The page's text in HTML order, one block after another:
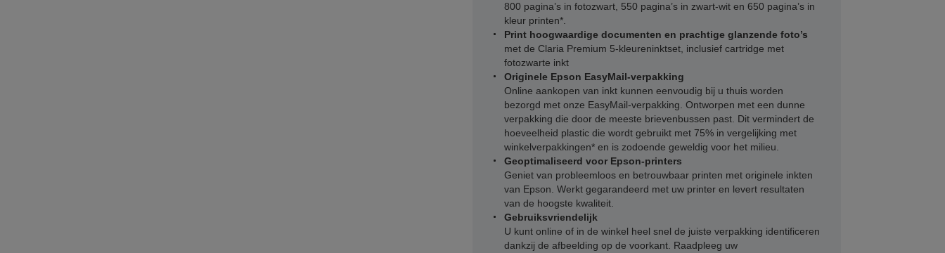
800 pagina’s in fotozwart, 550 pagina’s in zwart-wit en 650 pagina’s in
kleur printen*.
Print hoogwaardige documenten en prachtige glanzende foto’s
met de Claria Premium 5-kleureninktset, inclusief cartridge met
fotozwarte inkt
Originele Epson EasyMail-verpakking
Online aankopen van inkt kunnen eenvoudig bij u thuis worden
bezorgd met onze EasyMail-verpakking. Ontworpen met een dunne
verpakking die door de meeste brievenbussen past. Dit vermindert de
hoeveelheid plastic die wordt gebruikt met 75% in vergelijking met
winkelverpakkingen* en is zodoende geweldig voor het milieu.
Geoptimaliseerd voor Epson-printers
Geniet van probleemloos en betrouwbaar printen met originele inkten
van Epson. Werkt gegarandeerd met uw printer en levert resultaten
van de hoogste kwaliteit.
Gebruiksvriendelijk
U kunt online of in de winkel heel snel de juiste verpakking identificeren
dankzij de afbeelding op de voorkant. Raadpleeg uw